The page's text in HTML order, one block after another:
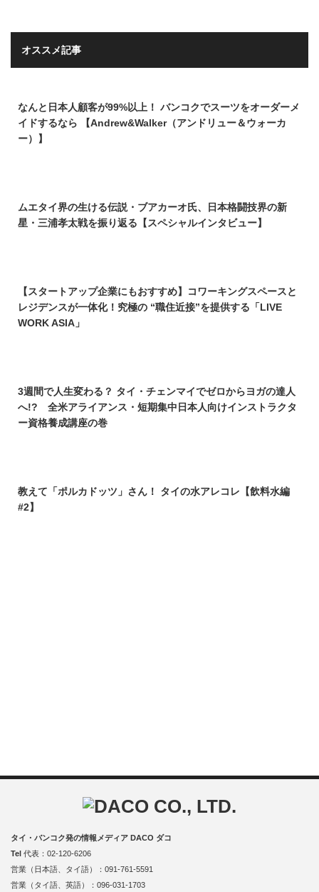
オススメ記事
なんと日本人顧客が99%以上！ バンコクでスーツをオーダーメ
イドするなら 【Andrew&Walker（アンドリュー＆ウォーカ
ー）】
ムエタイ界の生ける伝説・ブアカーオ氏、日本格闘技界の新
星・三浦孝太戦を振り返る【スペシャルインタビュー】
【スタートアップ企業にもおすすめ】コワーキングスペースと
レジデンスが一体化！究極の “職住近接”を提供する「LIVE
WORK ASIA」
3週間で人生変わる？ タイ・チェンマイでゼロからヨガの達人
へ!? 全米アライアンス・短期集中日本人向けインストラクタ
ー資格養成講座の巻
教えて「ポルカドッツ」さん！ タイの水アレコレ【飲料水編
#2】
タイ・バンコク発の情報メディア DACO ダコ
Tel 代表：02-120-6206
営業（日本語、タイ語）：091-761-5591
営業（タイ語、英語）：096-031-1703